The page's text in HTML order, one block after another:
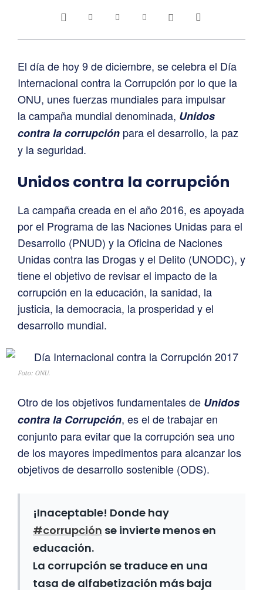
El día de hoy 9 de diciembre, se celebra el Día
Internacional contra la Corrupción por lo que la
ONU, unes fuerzas mundiales para impulsar
lacampaña mundial denominada, Unidos
contra la corrupción para el desarrollo, la paz
y la seguridad.
Unidos contra la corrupción
La campaña creada en el año 2016, es apoyada
por el Programa de las Naciones Unidas para el
Desarrollo (PNUD) y la Oficina de Naciones
Unidas contra las Drogas y el Delito (UNODC), y
tiene el objetivo de revisar el impacto de la
corrupción en la educación, la sanidad, la
justicia, la democracia, la prosperidad y el
desarrollo mundial.
Foto: ONU.
Otro de los objetivos fundamentales de Unidos
contra la Corrupción, es el de trabajar en
conjunto para evitar que la corrupción sea uno
de los mayores impedimentos para alcanzar los
objetivos de desarrollo sostenible (ODS).
¡Inaceptable! Donde hay
#corrupción se invierte menos en
educación.
La corrupción se traduce en una
tasa de alfabetización más baja